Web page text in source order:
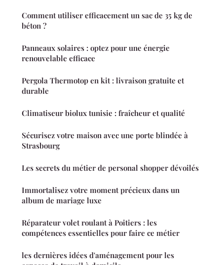
Comment utiliser efficacement un sac de 35 kg de
béton ?
Panneaux solaires : optez pour une énergie
renouvelable efficace
Pergola Thermotop en kit : livraison gratuite et
durable
Climatiseur biolux tunisie : fraîcheur et qualité
Sécurisez votre maison avec une porte blindée à
Strasbourg
Les secrets du métier de personal shopper dévoilés
Immortalisez votre moment précieux dans un
album de mariage luxe
Réparateur volet roulant à Poitiers : les
compétences essentielles pour faire ce métier
les dernières idées d'aménagement pour les